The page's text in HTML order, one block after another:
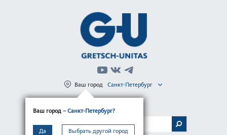
Ваш город – Санкт-Петербург?
Да Выбрать другой город
Ваш город Санкт-Петербург
МЕНЮ